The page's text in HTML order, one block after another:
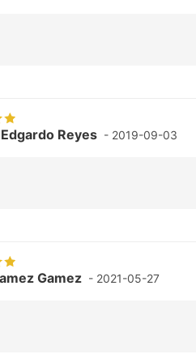
Reyes - 2019-09-03
Gamez - 2021-05-27